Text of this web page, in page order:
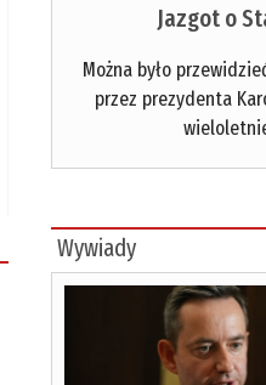
Jazgot o
Można było
przez prezydenta
Wywiady